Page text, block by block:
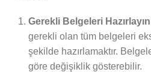
Gerekli Belgeleri
gerekli olan tüm belgeleri
şekilde hazırlamaktır.
göre değişiklik gösterebilir.